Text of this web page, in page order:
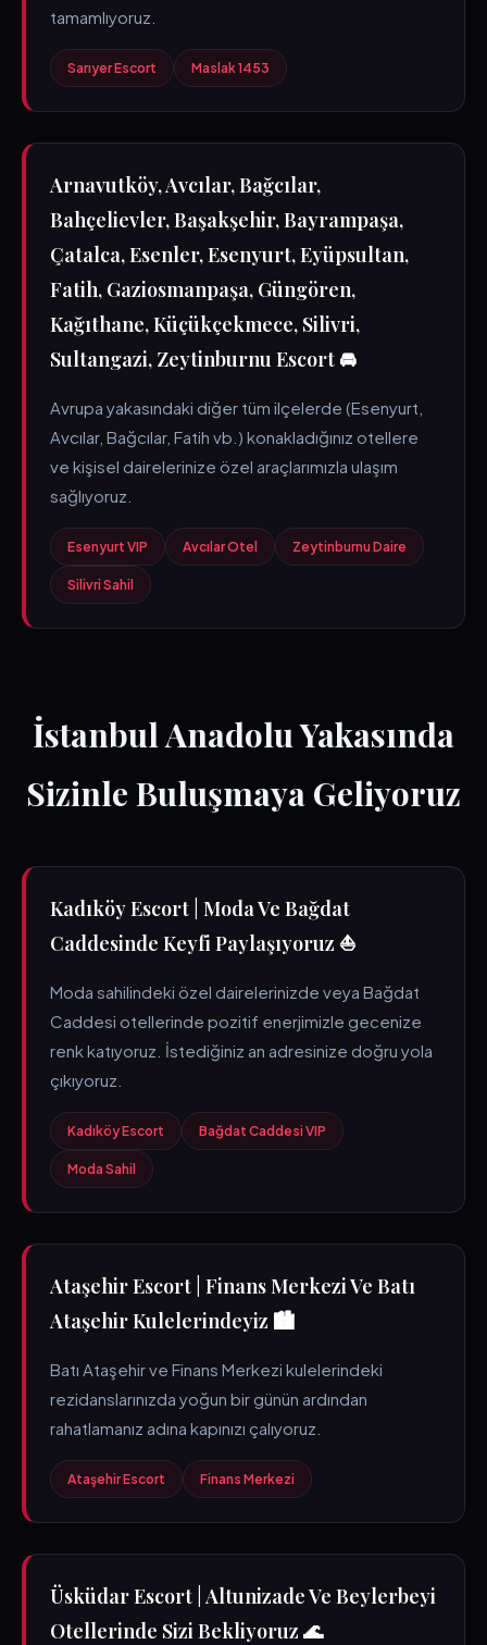
tamamlıyoruz.
Sarıyer Escort Maslak 1453
Arnavutköy, Avcılar, Bağcılar,
Bahçelievler, Başakşehir, Bayrampaşa,
Çatalca, Esenler, Esenyurt, Eyüpsultan,
Fatih, Gaziosmanpaşa, Güngören,
Kağıthane, Küçükçekmece, Silivri,
Sultangazi, Zeytinburnu Escort 🚘
Avrupa yakasındaki diğer tüm ilçelerde (Esenyurt,
Avcılar, Bağcılar, Fatih vb.) konakladığınız otellere
ve kişisel dairelerinize özel araçlarımızla ulaşım
sağlıyoruz.
Esenyurt VIP Avcılar Otel Zeytinburnu Daire
Silivri Sahil
İstanbul Anadolu Yakasında
Sizinle Buluşmaya Geliyoruz
Kadıköy Escort | Moda Ve Bağdat
Caddesinde Keyfi Paylaşıyoruz ⛵
Moda sahilindeki özel dairelerinizde veya Bağdat
Caddesi otellerinde pozitif enerjimizle gecenize
renk katıyoruz. İstediğiniz an adresinize doğru yola
çıkıyoruz.
Kadıköy Escort Bağdat Caddesi VIP
Moda Sahil
Ataşehir Escort | Finans Merkezi Ve Batı
Ataşehir Kulelerindeyiz 🏙️
Batı Ataşehir ve Finans Merkezi kulelerindeki
rezidanslarınızda yoğun bir günün ardından
rahatlamanız adına kapınızı çalıyoruz.
Ataşehir Escort Finans Merkezi
Üsküdar Escort | Altunizade Ve Beylerbeyi
Otellerinde Sizi Bekliyoruz 🌊